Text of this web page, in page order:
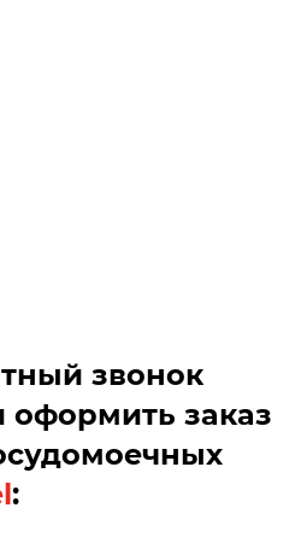
звонок
оформить заказ
: